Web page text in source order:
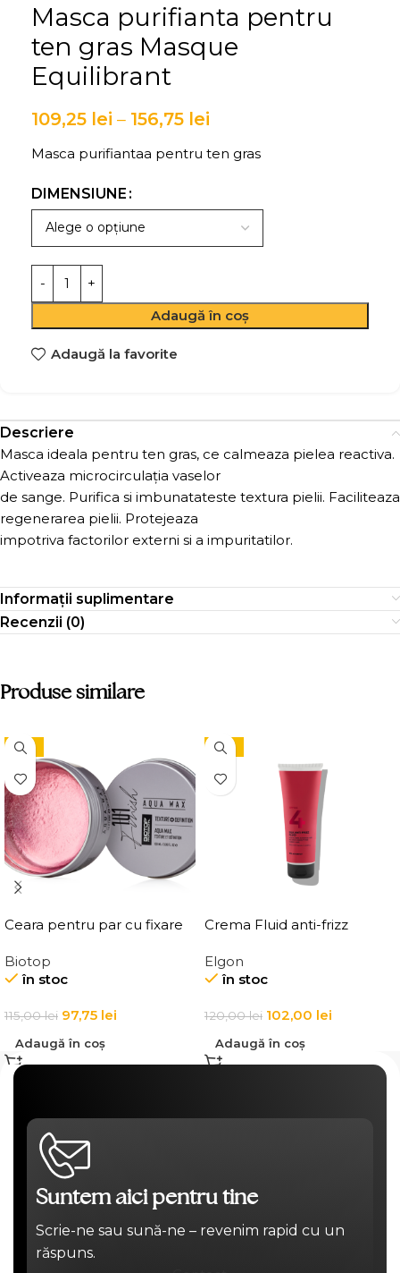
Masca purifianta pentru
ten gras Masque
Equilibrant
109,25 lei – 156,75 lei
Masca purifiantaa pentru ten gras
DIMENSIUNE
Adaugă în coș
Adaugă la favorite
Descriere
Masca ideala pentru ten gras, ce calmeaza pielea reactiva.
Activeaza microcirculația vaselor
de sange. Purifica si imbunatateste textura pielii. Faciliteaza
regenerarea pielii. Protejeaza
impotriva factorilor externi si a impuritatilor.
Informații suplimentare
Recenzii (0)
Produse similare
-15%
Ceara pentru par cu fixare
Texture Definition
Biotop
în stoc
115,00lei 97,75 lei
Adaugă în coș
-15%
Crema Fluid anti-frizz
Slick Anti-Frizz Fluid
Elgon
în stoc
120,00lei 102,00 lei
Adaugă în coș
Suntem aici pentru tine
Scrie-ne sau sună-ne – revenim rapid cu un
răspuns.